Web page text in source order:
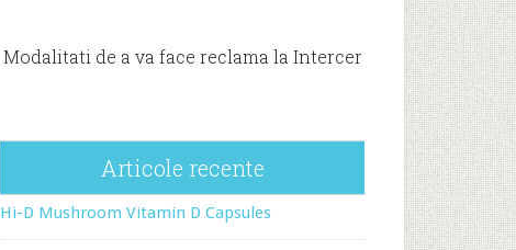
Modalitati de a va face reclama la Intercer
Articole recente
Hi-D Mushroom Vitamin D Capsules